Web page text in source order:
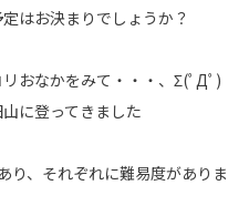
はお決まりでしょうか？
おなかをみて・・・、Σ(ﾟДﾟ)
に登ってきました
り、それぞれに難易度がありま